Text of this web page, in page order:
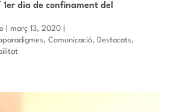
dia de confinament del
| març 13, 2020|
, Comunicació, Destacats,